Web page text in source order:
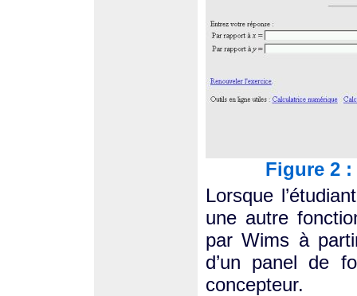
Figure 2
Lorsque
une autre
par Wims à
d’un panel de
concepteur.